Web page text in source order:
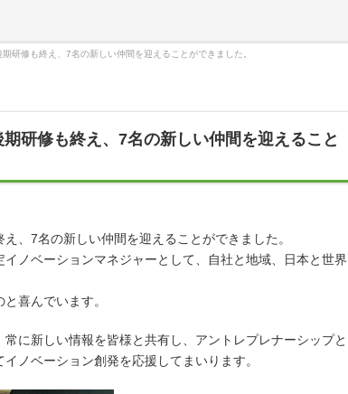
研修も終え、7名の新しい仲間を迎えることができました。
研修も終え、7名の新しい仲間を迎えること
、7名の新しい仲間を迎えることができました。
ノベーションマネジャーとして、自社と地域、日本と世界
喜んでいます。
に新しい情報を皆様と共有し、アントレプレナーシップと
ノベーション創発を応援してまいります。